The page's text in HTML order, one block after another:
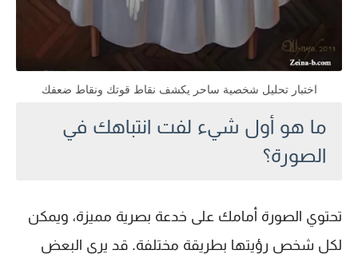
اختبار تحليل شخصية ساحر يكشف نقاط قوتك ونقاط ضعفك
ما هو أول شيء لفت انتباهك في
الصورة؟
تحتوي الصورة أمامك على خدعة بصرية مميزة، ويمكن
لكل شخص رؤيتها بطريقة مختلفة. قد يرى البعض